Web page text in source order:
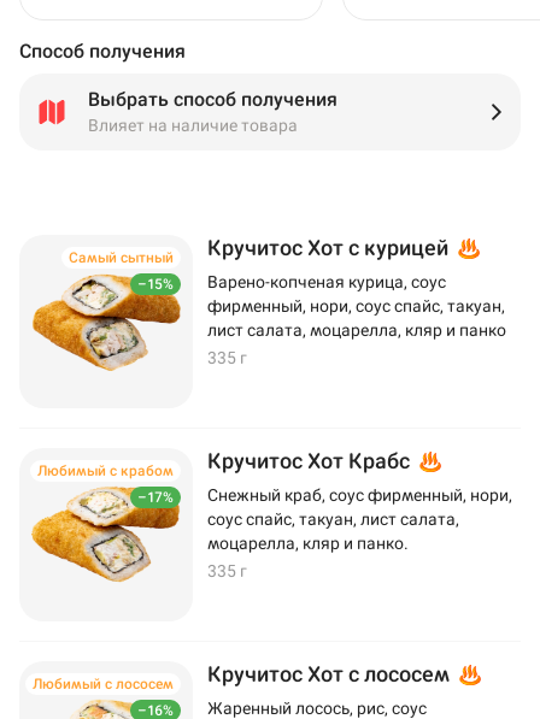
Способ получения
Выбрать способ получения
Влияет на наличие товара
–15%
Самый сытный Кручитос Хот с курицей
Варено-копченая курица, соус
фирменный, нори, соус спайс, такуан,
лист салата, моцарелла, кляр и панко
335 г
–17%
Любимый с крабом Кручитос Хот Крабс
Снежный краб, соус фирменный, нори,
соус спайс, такуан, лист салата,
моцарелла, кляр и панко.
335 г
–16%
Любимый с лососем Кручитос Хот с лососем
Жаренный лосось, рис, соус